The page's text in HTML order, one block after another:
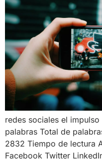
redes sociales el
palabras Total de
2832 Tiempo de lectura
Facebook Twitter